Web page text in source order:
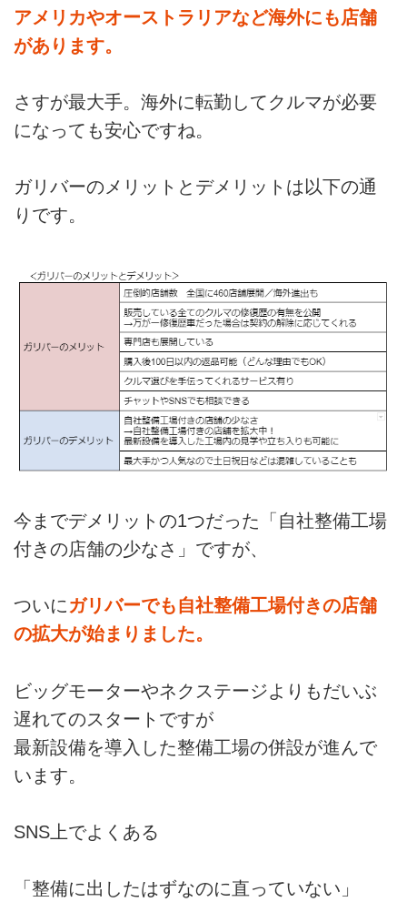
アメリカやオーストラリアなど海外にも店舗
があります。
さすが最大手。海外に転勤してクルマが必要
になっても安心ですね。
ガリバーのメリットとデメリットは以下の通
りです。
今までデメリットの1つだった「自社整備工場
付きの店舗の少なさ」ですが、
ついにガリバーでも自社整備工場付きの店舗
の拡大が始まりました。
ビッグモーターやネクステージよりもだいぶ
遅れてのスタートですが
最新設備を導入した整備工場の併設が進んで
います。
SNS上でよくある
「整備に出したはずなのに直っていない」